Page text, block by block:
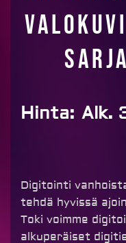
Hinta: Alk.
Digitointi
tehdä hyvissä
Toki voimme
alkuperäiset